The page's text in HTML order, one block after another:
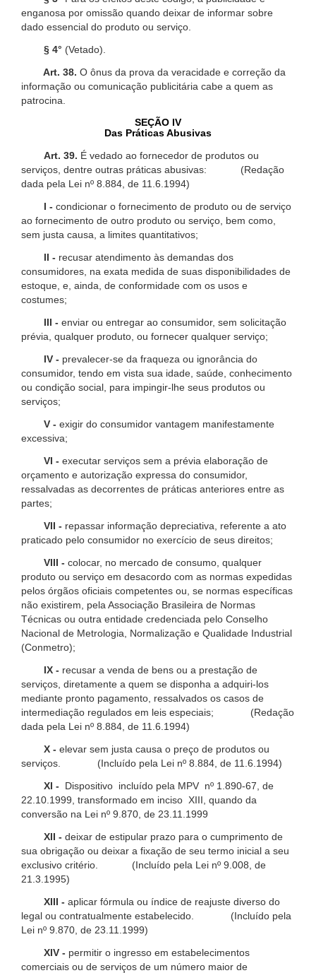
enganosa por omissão quando deixar de informar sobre
dado essencial do produto ou serviço.
§ 4° (Vetado).
Art. 38. O ônus da prova da veracidade e correção da
informação ou comunicação publicitária cabe a quem as
patrocina.
SEÇÃO IV
Das Práticas Abusivas
Art. 39. É vedado ao fornecedor de produtos ou
serviços, dentre outras práticas abusivas: (Redação
dada pela Lei nº 8.884, de 11.6.1994)
I - condicionar o fornecimento de produto ou de serviço
ao fornecimento de outro produto ou serviço, bem como,
sem justa causa, a limites quantitativos;
II - recusar atendimento às demandas dos
consumidores, na exata medida de suas disponibilidades de
estoque, e, ainda, de conformidade com os usos e
costumes;
III - enviar ou entregar ao consumidor, sem solicitação
prévia, qualquer produto, ou fornecer qualquer serviço;
IV - prevalecer-se da fraqueza ou ignorância do
consumidor, tendo em vista sua idade, saúde, conhecimento
ou condição social, para impingir-lhe seus produtos ou
serviços;
V - exigir do consumidor vantagem manifestamente
excessiva;
VI - executar serviços sem a prévia elaboração de
orçamento e autorização expressa do consumidor,
ressalvadas as decorrentes de práticas anteriores entre as
partes;
VII - repassar informação depreciativa, referente a ato
praticado pelo consumidor no exercício de seus direitos;
VIII - colocar, no mercado de consumo, qualquer
produto ou serviço em desacordo com as normas expedidas
pelos órgãos oficiais competentes ou, se normas específicas
não existirem, pela Associação Brasileira de Normas
Técnicas ou outra entidade credenciada pelo Conselho
Nacional de Metrologia, Normalização e Qualidade Industrial
(Conmetro);
IX - recusar a venda de bens ou a prestação de
serviços, diretamente a quem se disponha a adquiri-los
mediante pronto pagamento, ressalvados os casos de
intermediação regulados em leis especiais; (Redação
dada pela Lei nº 8.884, de 11.6.1994)
X - elevar sem justa causa o preço de produtos ou
serviços. (Incluído pela Lei nº 8.884, de 11.6.1994)
XI -
Dispositivo incluído pela MPV nº 1.890-67, de
22.10.1999, transformado em inciso XIII, quando da
conversão na Lei nº 9.870, de 23.11.1999
XII - deixar de estipular prazo para o cumprimento de
sua obrigação ou deixar a fixação de seu termo inicial a seu
exclusivo critério. (Incluído pela Lei nº 9.008, de
21.3.1995)
XIII - aplicar fórmula ou índice de reajuste diverso do
legal ou contratualmente estabelecido. (Incluído pela
Lei nº 9.870, de 23.11.1999)
XIV - permitir o ingresso em estabelecimentos
comerciais ou de serviços de um número maior de